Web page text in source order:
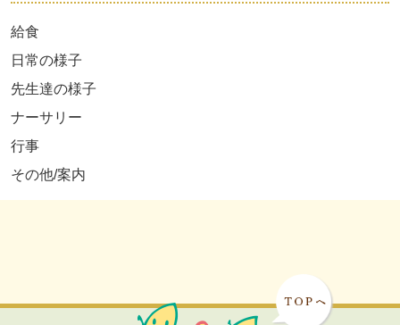
給食
日常の様子
先生達の様子
ナーサリー
行事
その他/案内